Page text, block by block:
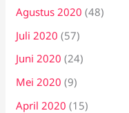
Agustus 2020 (48)
Juli 2020 (57)
Juni 2020 (24)
Mei 2020 (9)
April 2020 (15)